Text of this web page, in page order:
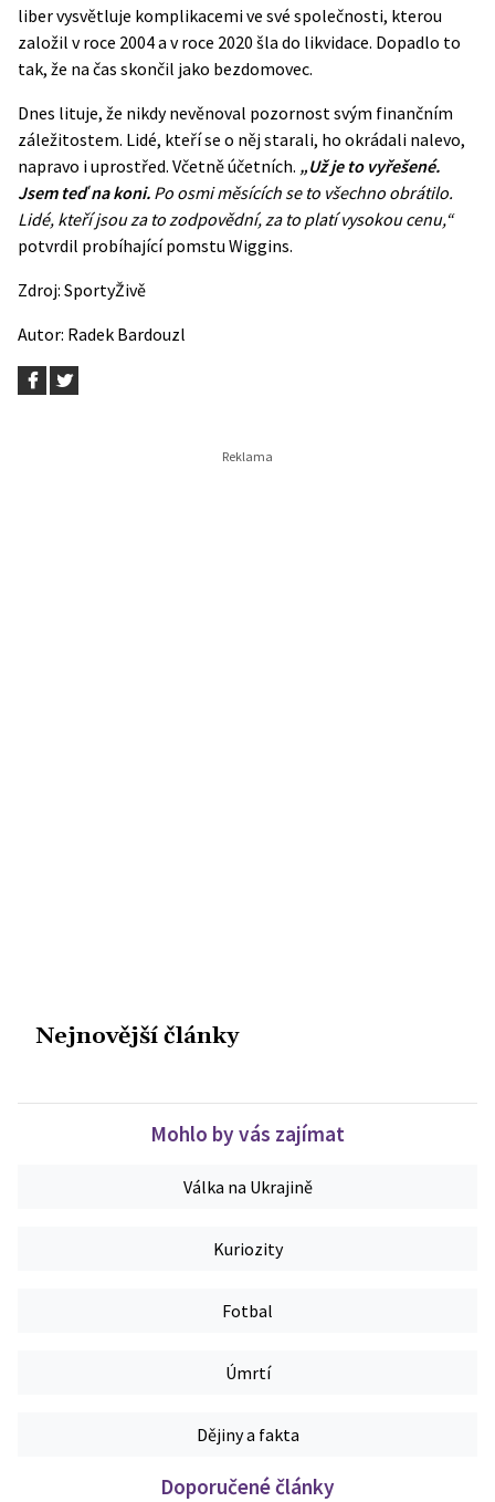
liber vysvětluje komplikacemi ve své společnosti, kterou
založil v roce 2004 a v roce 2020 šla do likvidace. Dopadlo to
tak, že na čas skončil jako bezdomovec.
Dnes lituje, že nikdy nevěnoval pozornost svým finančním
záležitostem. Lidé, kteří se o něj starali, ho okrádali nalevo,
napravo i uprostřed. Včetně účetních. „Už je to vyřešené.
Jsem teď na koni. Po osmi měsících se to všechno obrátilo.
Lidé, kteří jsou za to zodpovědní, za to platí vysokou cenu,“
potvrdil probíhající pomstu Wiggins.
Zdroj: SportyŽivě
Autor: Radek Bardouzl
Nejnovější články
Mohlo by vás zajímat
Válka na Ukrajině
Kuriozity
Fotbal
Úmrtí
Dějiny a fakta
Doporučené články